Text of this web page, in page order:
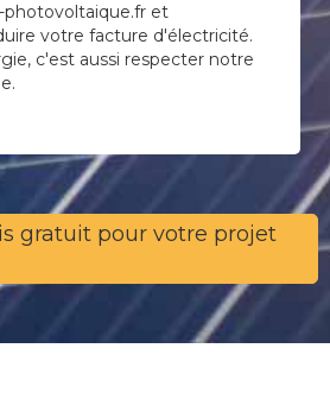
photovoltaique.fr et
votre facture d'électricité.
c'est aussi respecter notre
gratuit pour votre projet